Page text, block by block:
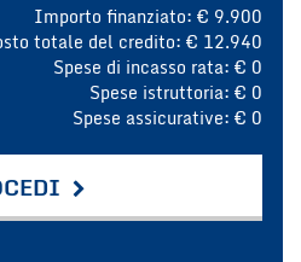
Importo finanziato: € 9.900
totale del credito: € 12.940
Spese di incasso rata: € 0
Spese istruttoria: € 0
Spese assicurative: € 0